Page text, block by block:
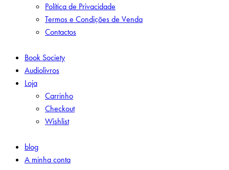
Política de Privacidade
Termos e Condições de Venda
Contactos
Book Society
Audiolivros
Loja
Carrinho
Checkout
Wishlist
blog
A minha conta